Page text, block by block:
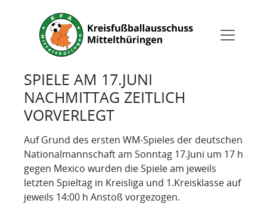
SPIELE AM 17.JUNI
NACHMITTAG ZEITLICH
VORVERLEGT
Auf Grund des ersten WM-Spieles der deutschen
Nationalmannschaft am Sonntag 17.Juni um 17 h
gegen Mexico wurden die Spiele am jeweils
letzten Spieltag in Kreisliga und 1.Kreisklasse auf
jeweils 14:00 h Anstoß vorgezogen.